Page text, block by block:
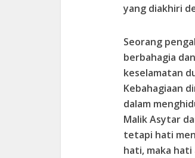
yang diakhiri
Seorang
berbahagia
keselamatan
Kebahagiaan
dalam
Malik Asytar
tetapi hati
hati, maka